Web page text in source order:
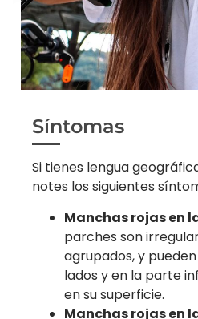
Síntomas
Si tienes lengua
notes los siguientes
Manchas rojas en
parches son
agrupados, y
lados y en la parte
en su superficie.
Manchas rojas en